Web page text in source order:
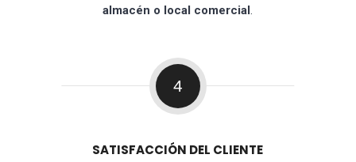
almacén o local comercial.
4
SATISFACCIÓN DEL CLIENTE